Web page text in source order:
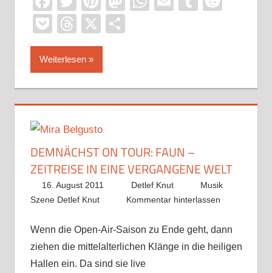
PocketThreads
X
Weiterlesen
DEMNÄCHST ON TOUR: FAUN –
ZEITREISE IN EINE VERGANGENE WELT
16. August 2011 Detlef Knut
Musik
Szene Detlef Knut
Kommentar hinterlassen
Wenn die Open-Air-Saison zu Ende geht, dann
ziehen die mittelalterlichen Klänge in die heiligen
Hallen ein. Da sind sie live